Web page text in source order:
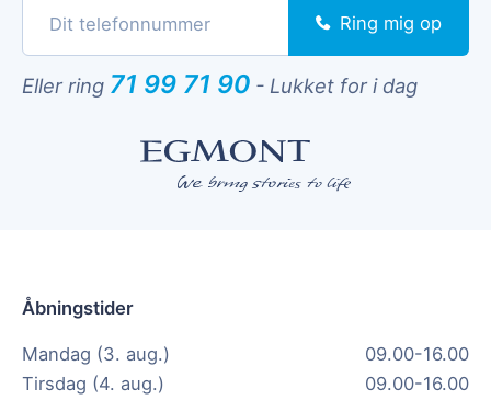
Ring mig op
Eller ring 71 99 71 90 - Lukket for i dag
Åbningstider
Mandag (3. aug.)
09.00-16.00
Tirsdag (4. aug.)
09.00-16.00